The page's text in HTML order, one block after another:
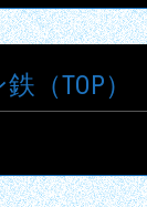
（TOP）